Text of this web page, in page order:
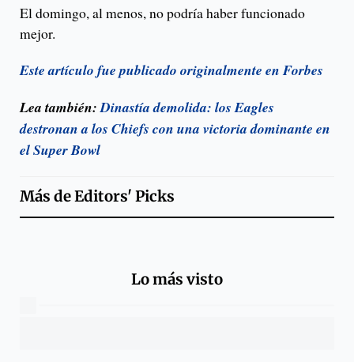
El domingo, al menos, no podría haber funcionado
mejor.
Este artículo fue publicado originalmente en Forbes
Lea también:Dinastía demolida: los Eagles
destronan a los Chiefs con una victoria dominante en
el Super Bowl
Más deEditors' Picks
Lo más visto